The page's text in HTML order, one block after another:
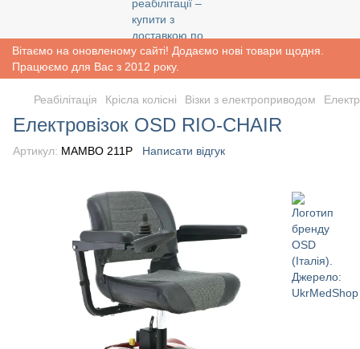
Вітаємо на оновленому сайті! Додаємо нові товари щодня.
Працюємо для Вас з 2012 року.
Реабiлiтацiя Крісла колісні Візки з електроприводом
Електровізок OSD RIO-CHAIR
Артикул: MAMBO 211P Написати відгук